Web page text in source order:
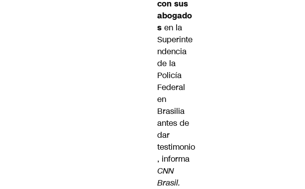
con sus
abogado
s en la
Superinte
ndencia
de la
Policía
Federal
en
Brasilia
antes de
dar
testimonio
, informa
CNN
Brasil.